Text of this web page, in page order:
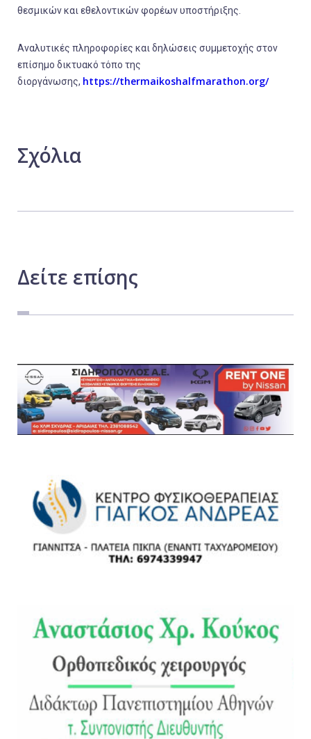
θεσμικών και εθελοντικών φορέων υποστήριξης.
Αναλυτικές πληροφορίες και δηλώσεις συμμετοχής στον
επίσημο δικτυακό τόπο της
διοργάνωσης, https://thermaikoshalfmarathon.org/
Σχόλια
Δείτε επίσης